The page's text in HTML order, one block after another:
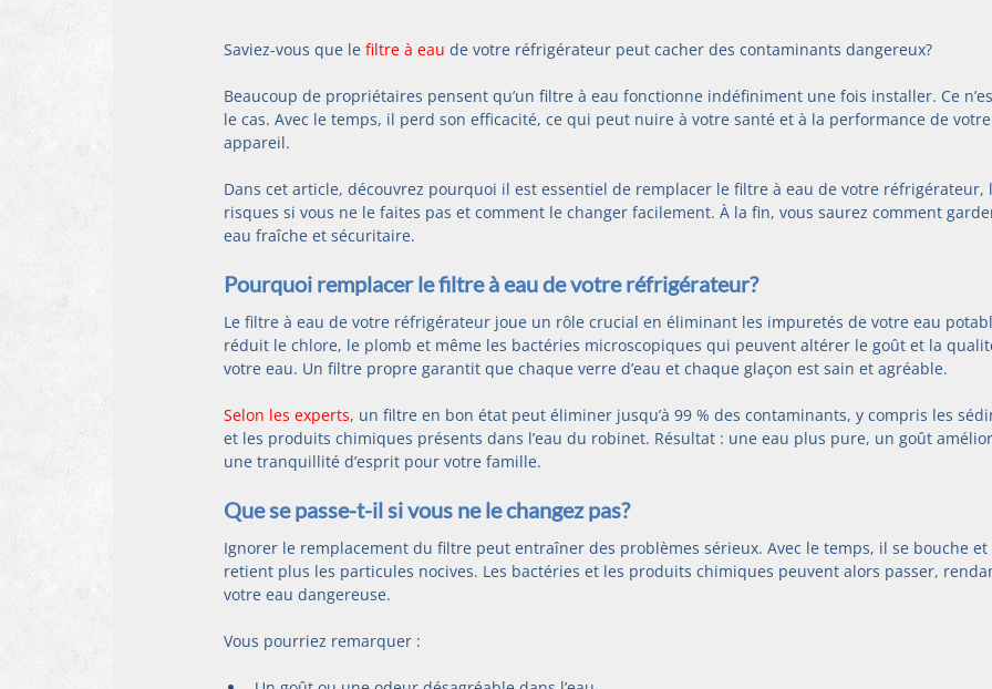
Saviez-vous que le filtre à eau de votre réfrigérateur peut cacher des contaminants dangereux?
Beaucoup de propriétaires pensent qu’un filtre à eau fonctionne indéfiniment une fois installer. Ce
le cas. Avec le temps, il perd son efficacité, ce qui peut nuire à votre santé et à la performance de
appareil.
Dans cet article, découvrez pourquoi il est essentiel de remplacer le filtre à eau de votre réfrigérateur,
risques si vous ne le faites pas et comment le changer facilement. À la fin, vous saurez comment
eau fraîche et sécuritaire.
Pourquoi remplacer le filtre à eau de votre réfrigérateur?
Le filtre à eau de votre réfrigérateur joue un rôle crucial en éliminant les impuretés de votre eau
réduit le chlore, le plomb et même les bactéries microscopiques qui peuvent altérer le goût et la
votre eau. Un filtre propre garantit que chaque verre d’eau et chaque glaçon est sain et agréable.
Selon les experts, un filtre en bon état peut éliminer jusqu’à 99 % des contaminants, y compris les
et les produits chimiques présents dans l’eau du robinet. Résultat : une eau plus pure, un goût
une tranquillité d’esprit pour votre famille.
Que se passe-t-il si vous ne le changez pas?
Ignorer le remplacement du filtre peut entraîner des problèmes sérieux. Avec le temps, il se bouche
retient plus les particules nocives. Les bactéries et les produits chimiques peuvent alors passer,
votre eau dangereuse.
Vous pourriez remarquer :